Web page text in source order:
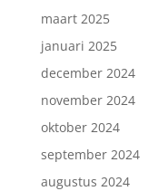
maart 2025
januari 2025
december 2024
november 2024
oktober 2024
september 2024
augustus 2024